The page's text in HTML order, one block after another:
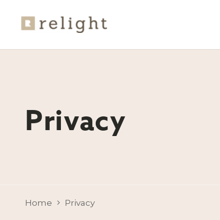
Privacy
Home Privacy